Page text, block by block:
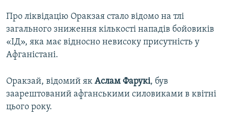
Про ліквідацію Оракзая стало відомо на тлі
загального зниження кількості нападів бойовиків
«ІД», яка має відносно невисоку присутність у
Афганістані.
Оракзай, відомий як Аслам Фарукі, був
заарештований афганськими силовиками в квітні
цього року.